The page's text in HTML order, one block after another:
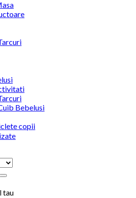
Bebelusi
copii
tau